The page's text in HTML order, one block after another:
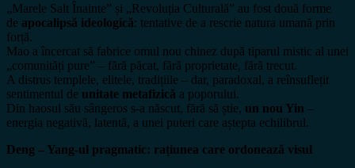
„Marele Salt Înainte” și „Revoluția Culturală” au fost două forme
de apocalipsă ideologică: tentative de a rescrie natura umană prin
forță.
Mao a încercat să fabrice omul nou chinez după tiparul mistic al unei
„comunități pure” – fără păcat, fără proprietate, fără trecut.
A distrus templele, elitele, tradițiile – dar, paradoxal, a reînsuflețit
sentimentul de unitate metafizică a poporului.
Din haosul său sângeros s-a născut, fără să știe, un nou Yin –
energia negativă, latentă, a unei puteri care aștepta echilibrul.
Deng – Yang-ul pragmatic: rațiunea care ordonează visul